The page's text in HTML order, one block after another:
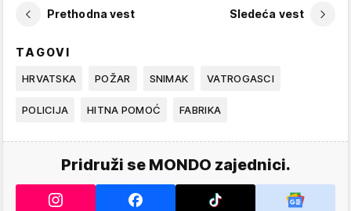
Prethodna vest Sledeća vest
TAGOVI
HRVATSKA POŽAR SNIMAK VATROGASCI
POLICIJA HITNA POMOĆ FABRIKA
Pridruži se MONDO zajednici.